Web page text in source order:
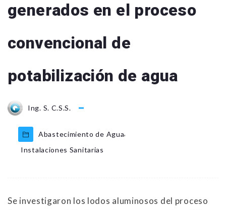
generados en el proceso
convencional de
potabilización de agua
Ing. S. C.S.S.
Abastecimiento de Agua,
Instalaciones Sanitarias
Se investigaron los lodos aluminosos del proceso